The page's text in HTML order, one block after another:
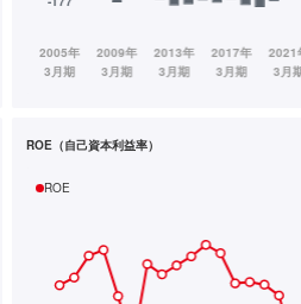
ROE（自己資本利益率）
ROE